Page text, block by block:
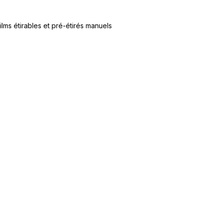
étirables et pré-étirés manuels